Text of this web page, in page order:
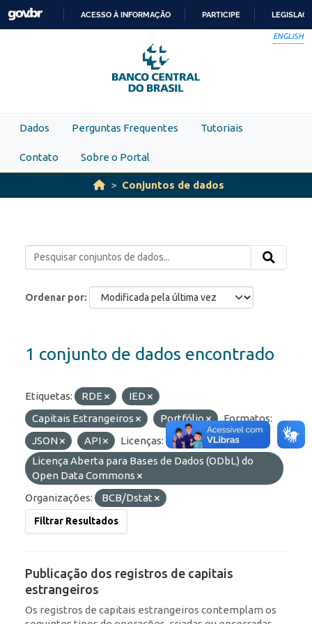
Skip to main content
PARA
O
CONTEÚDO
ACESSO À INFORMAÇÃO PARTICIPE
ENGLISH
Dados Perguntas Frequentes Tutoriais
Contato Sobre o Portal
Conjuntos de dados
Ordenar por
1 conjunto de dados encontrado
Etiquetas: RDE
IED
Capitais Estrangeiros
Portfólio
Formatos:
JSON
API
Licenças:
Licença Aberta para Bases de Dados (ODbL) do
Open Data Commons
Organizações:
BCB/Dstat
Filtrar Resultados
Publicação dos registros de capitais
estrangeiros
Os registros de capitais estrangeiros contemplam os